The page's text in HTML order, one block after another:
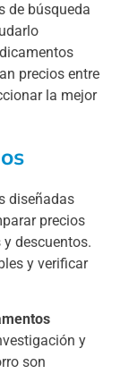
de búsqueda
precios entre
la mejor
diseñadas
precios
descuentos.
y verificar
y
son